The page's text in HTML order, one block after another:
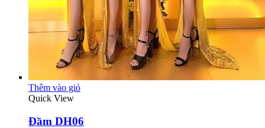
Thêm vào giỏ
Quick View
Đầm DH06